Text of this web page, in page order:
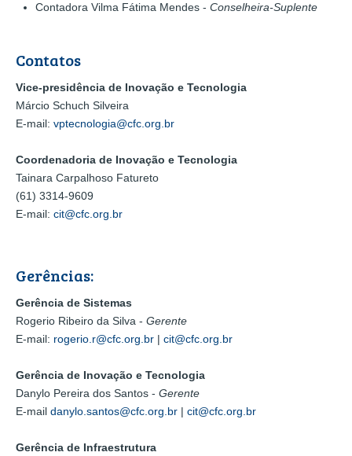
Contadora Vilma Fátima Mendes - Conselheira-Suplente
Contatos
Vice-presidência de Inovação e Tecnologia
Márcio Schuch Silveira
E-mail: vptecnologia@cfc.org.br
Coordenadoria de Inovação e Tecnologia
Tainara Carpalhoso Fatureto
(61) 3314-9609
E-mail: cit@cfc.org.br
Gerências:
Gerência de Sistemas
Rogerio Ribeiro da Silva - Gerente
E-mail: rogerio.r@cfc.org.br | cit@cfc.org.br
Gerência de Inovação e Tecnologia
Danylo Pereira dos Santos - Gerente
E-mail danylo.santos@cfc.org.br | cit@cfc.org.br
Gerência de Infraestrutura